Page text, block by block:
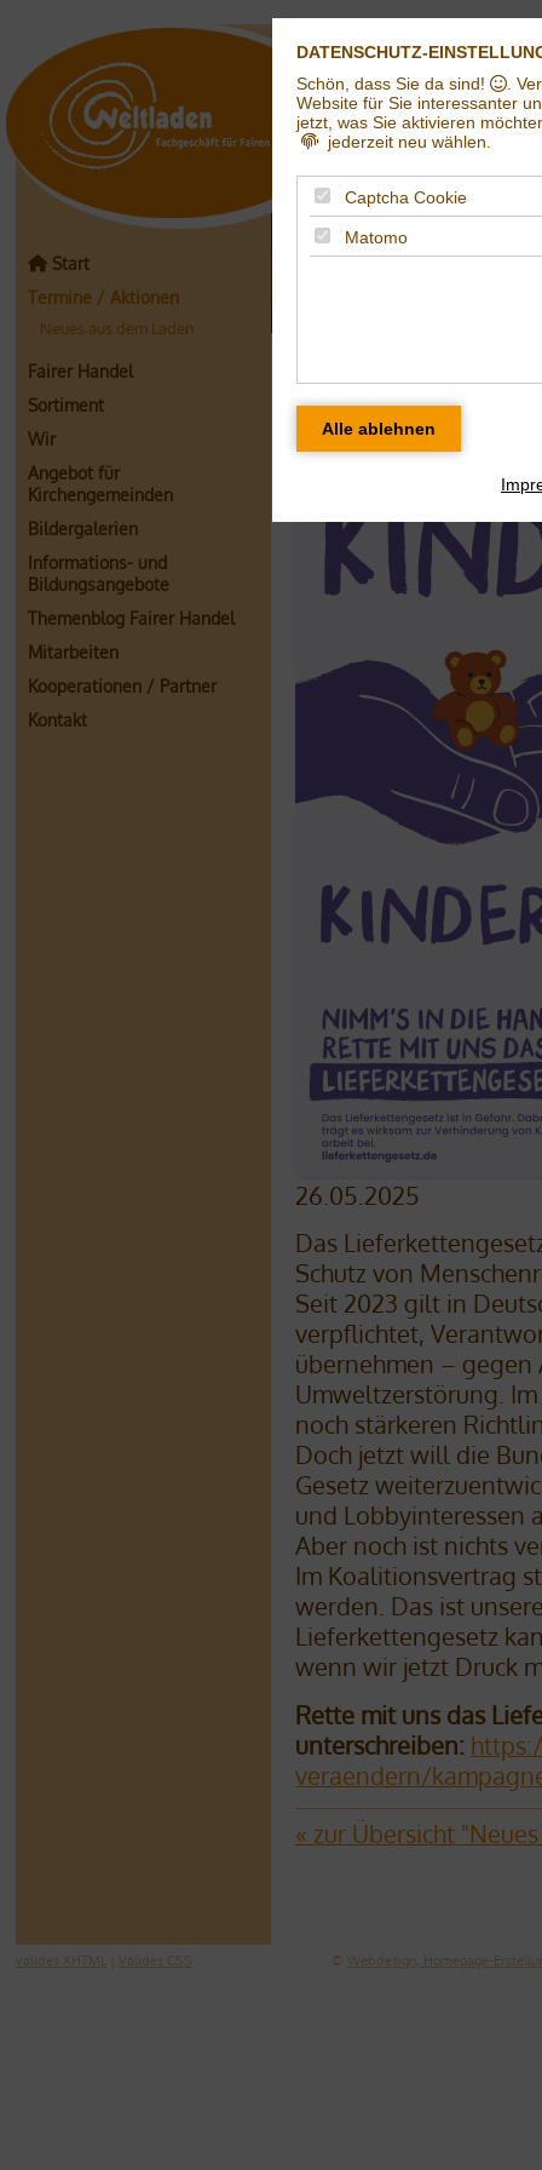
Start
Termine / Aktionen
Neues aus dem Laden
Fairer Handel
Sortiment
Wir
Angebot für
Kirchengemeinden
Bildergalerien
Informations- und
Bildungsangebote
Themenblog Fairer Handel
Mitarbeiten
Kooperationen / Partner
Kontakt
Weltladen in
Rette mit uns
26.05.2025
Das
Schutz von
Seit 2023 gilt in
verpflichtet,
übernehmen –
Umweltzerstörung.
noch stärkeren
Doch jetzt will die
Gesetz
und Lobbyinteressen
Aber noch ist nichts
Im Koalitionsvertrag
werden. Das ist
Lieferkettengesetz
wenn wir jetzt Druck
Rette mit uns das
unterschreiben:
veraendern/
« zur Übersicht
valides XHTML Valides CSS © Webdesign, Homepage-
DATENSCHUTZ-
Schön, dass Sie da sind!
.
Website für Sie interessanter
jetzt, was Sie aktivieren
jederzeit neu wählen.
Captcha Cookie
Matomo